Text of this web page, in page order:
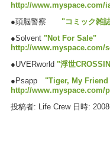
http://www.myspace.com/
●頭脳警察 "コミック雑
●Solvent "Not For Sale"
http://www.myspace.com/
●UVERworld "浮世
●Psapp "Tiger, My
http://www.myspace.com/
投稿者: Life Crew 日時: